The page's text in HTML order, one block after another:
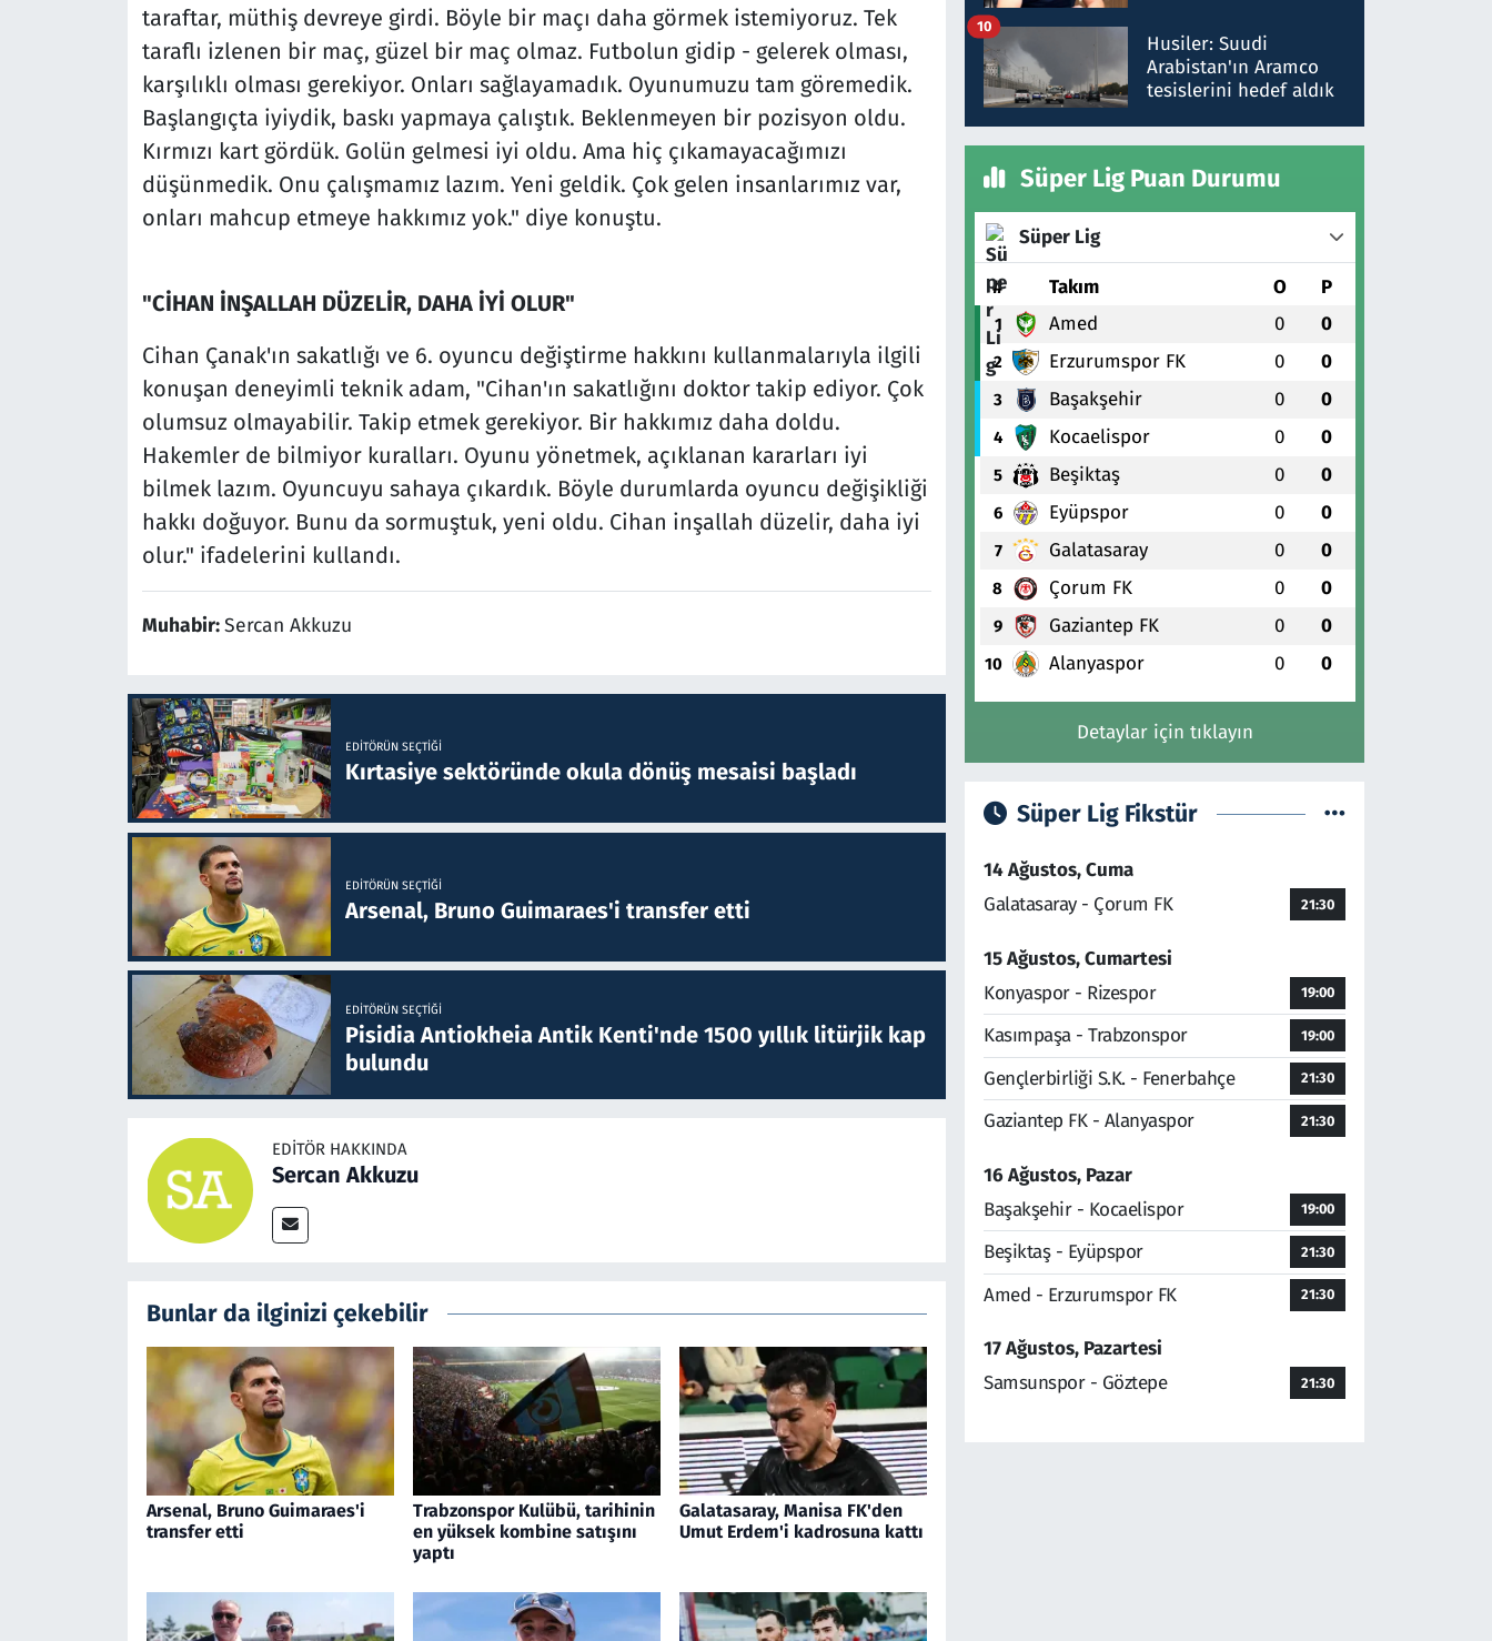
taraftar, müthiş devreye girdi. Böyle bir maçı daha görmek istemiyoruz. Tek
taraflı izlenen bir maç, güzel bir maç olmaz. Futbolun gidip - gelerek olması,
karşılıklı olması gerekiyor. Onları sağlayamadık. Oyunumuzu tam göremedik.
Başlangıçta iyiydik, baskı yapmaya çalıştık. Beklenmeyen bir pozisyon oldu.
Kırmızı kart gördük. Golün gelmesi iyi oldu. Ama hiç çıkamayacağımızı
düşünmedik. Onu çalışmamız lazım. Yeni geldik. Çok gelen insanlarımız var,
onları mahcup etmeye hakkımız yok." diye konuştu.
"CİHAN İNŞALLAH DÜZELİR, DAHA İYİ OLUR"
Cihan Çanak'ın sakatlığı ve 6. oyuncu değiştirme hakkını kullanmalarıyla ilgili
konuşan deneyimli teknik adam, "Cihan'ın sakatlığını doktor takip ediyor. Çok
olumsuz olmayabilir. Takip etmek gerekiyor. Bir hakkımız daha doldu.
Hakemler de bilmiyor kuralları. Oyunu yönetmek, açıklanan kararları iyi
bilmek lazım. Oyuncuyu sahaya çıkardık. Böyle durumlarda oyuncu değişikliği
hakkı doğuyor. Bunu da sormuştuk, yeni oldu. Cihan inşallah düzelir, daha iyi
olur." ifadelerini kullandı.
Muhabir:Sercan Akkuzu
EDITÖRÜN SEÇTIĞI
Kırtasiye sektöründe okula dönüş mesaisi başladı
EDITÖRÜN SEÇTIĞI
Arsenal, Bruno Guimaraes'i transfer etti
EDITÖRÜN SEÇTIĞI
Pisidia Antiokheia Antik Kenti'nde 1500 yıllık litürjik kap
bulundu
EDITÖR HAKKINDA
Sercan Akkuzu
Bunlar da ilginizi çekebilir
Arsenal, Bruno Guimaraes'i
transfer etti
Trabzonspor Kulübü, tarihinin
en yüksek kombine satışını
yaptı
Galatasaray, Manisa FK'den
Umut Erdem'i kadrosuna kattı
talimat verdi, ben
gönderdim
Husiler: Suudi
Arabistan'ın Aramco
tesislerini hedef aldık
10
Süper Lig Puan Durumu
Süper Lig
# Takım O P
1 Amed 0 0
2 Erzurumspor FK 0 0
3 Başakşehir 0 0
4 Kocaelispor 0 0
5 Beşiktaş 0 0
6 Eyüpspor 0 0
7 Galatasaray 0 0
8 Çorum FK 0 0
9 Gaziantep FK 0 0
10 Alanyaspor 0 0
Detaylar için tıklayın
Süper Lig Fikstür
14 Ağustos, Cuma
Galatasaray - Çorum FK
21:30
15 Ağustos, Cumartesi
Konyaspor - Rizespor
19:00
Kasımpaşa - Trabzonspor 19:00
Gençlerbirliği S.K. - Fenerbahçe 21:30
Gaziantep FK - Alanyaspor 21:30
16 Ağustos, Pazar
Başakşehir - Kocaelispor
19:00
Beşiktaş - Eyüpspor 21:30
Amed - Erzurumspor FK 21:30
17 Ağustos, Pazartesi
Samsunspor - Göztepe
21:30